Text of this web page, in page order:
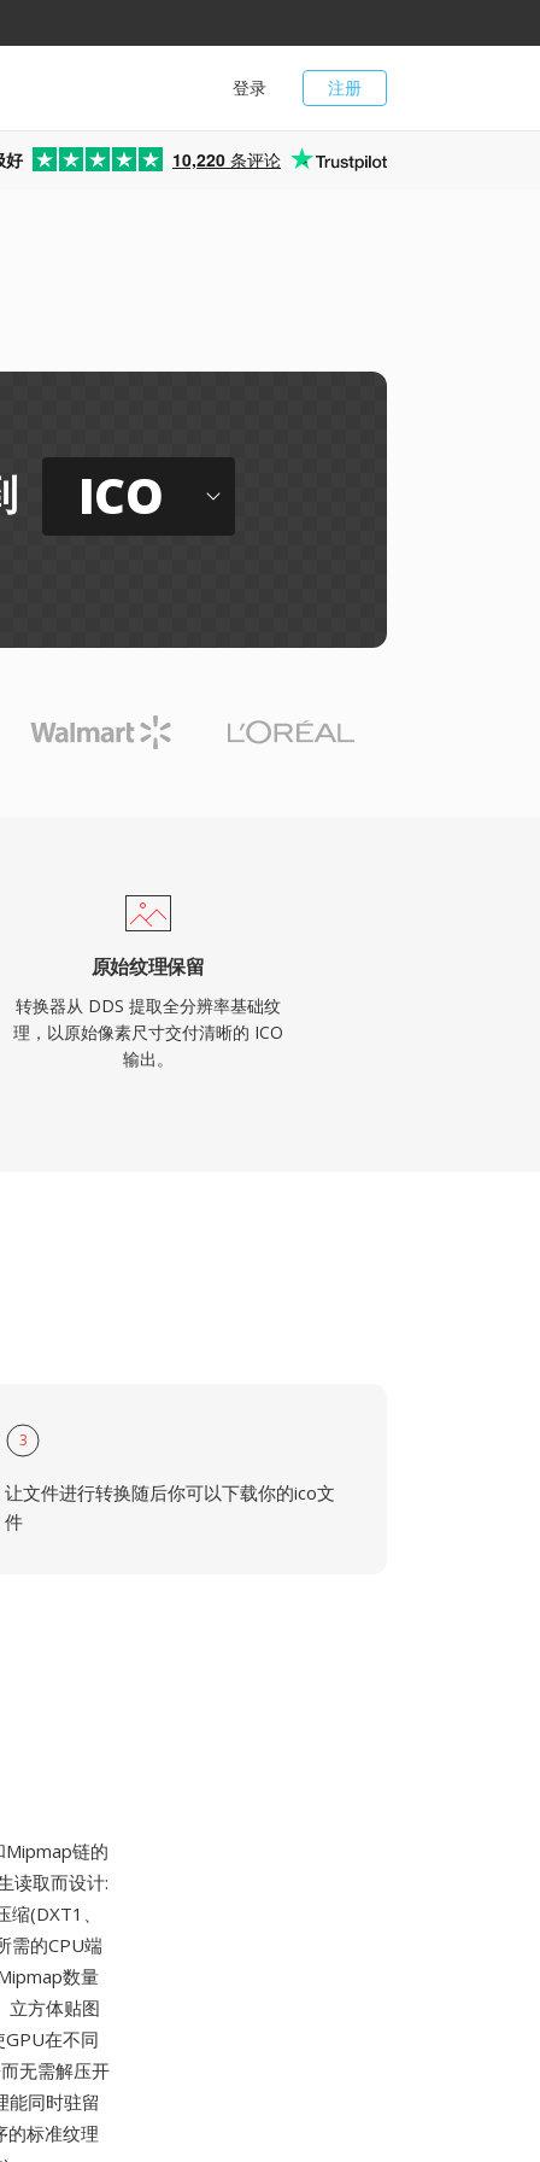
注册
登录
好 10,220 条评论
ICO
原始纹理保留
转换器从 DDS 提取全分辨率基础纹
理，以原始像素尺寸交付清晰的 ICO
输出。
3
让文件进行转换随后你可以下载你的ico文
件
Mipmap链的
读取而设计:
(DXT1、
需的CPU端
数量
立方体贴图
在不同
无需解压开
能同时驻留
的标准纹理